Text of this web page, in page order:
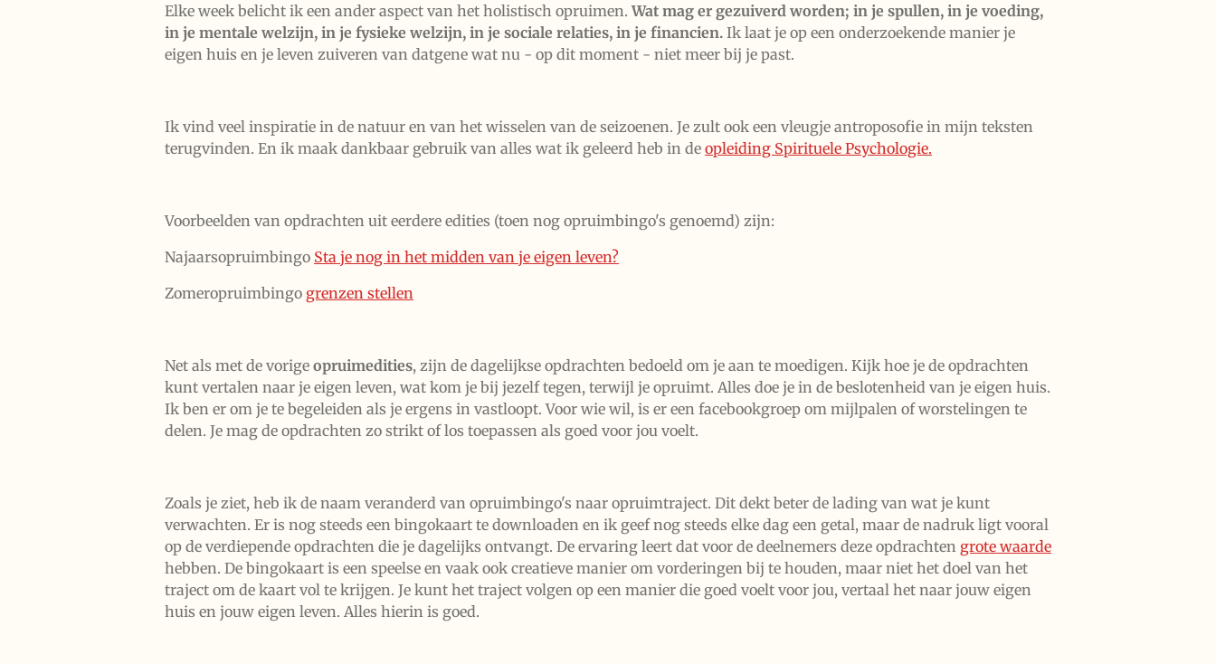
Elke week belicht ik een ander aspect van het holistisch opruimen.Wat mag er gezuiverd worden; in je spullen, in je voeding,
in je mentale welzijn, in je fysieke welzijn, in je sociale relaties, in je financien. Ik laat je op een onderzoekende manier je
eigen huis en je leven zuiveren van datgene wat nu - op dit moment - niet meer bij je past.
Ik vind veel inspiratie in de natuur en van het wisselen van de seizoenen. Je zult ook een vleugje antroposofie in mijn teksten
terugvinden. En ik maak dankbaar gebruik van alles wat ik geleerd heb in de opleiding Spirituele Psychologie.
Voorbeelden van opdrachten uit eerdere edities (toen nog opruimbingo's genoemd) zijn:
Najaarsopruimbingo Sta je nog in het midden van je eigen leven?
Zomeropruimbingo grenzen stellen
Net als met de vorige opruimedities, zijn de dagelijkse opdrachten bedoeld om je aan te moedigen. Kijk hoe je de opdrachten
kunt vertalen naar je eigen leven, wat kom je bij jezelf tegen, terwijl je opruimt. Alles doe je in de beslotenheid van je eigen huis.
Ik ben er om je te begeleiden als je ergens in vastloopt. Voor wie wil, is er een facebookgroep om mijlpalen of worstelingen te
delen. Je mag de opdrachten zo strikt of los toepassen als goed voor jou voelt.
Zoals je ziet, heb ik de naam veranderd van opruimbingo's naar opruimtraject. Dit dekt beter de lading van wat je kunt
verwachten. Er is nog steeds een bingokaart te downloaden en ik geef nog steeds elke dag een getal, maar de nadruk ligt vooral
op de verdiepende opdrachten die je dagelijks ontvangt. De ervaring leert dat voor de deelnemers deze opdrachten grote waarde
hebben. De bingokaart is een speelse en vaak ook creatieve manier om vorderingen bij te houden, maar niet het doel van het
traject om de kaart vol te krijgen. Je kunt het traject volgen op een manier die goed voelt voor jou, vertaal het naar jouw eigen
huis en jouw eigen leven. Alles hierin is goed.